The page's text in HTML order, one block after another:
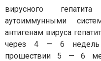
вирусного
аутоиммунными
антигенам вируса
через 4 — 6 недель
прошествии 5 — 6